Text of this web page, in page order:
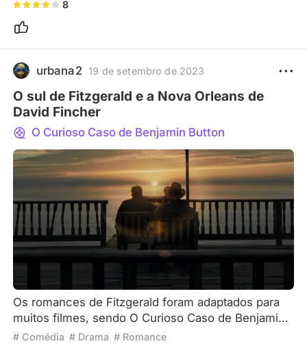
trabalho com Benjamin que só vendo pra
acreditar.
8
urbana2 19 de setembro de 2023
O sul de Fitzgerald e a Nova Orleans de
David Fincher
O Curioso Caso de Benjamin Button
Os romances de Fitzgerald foram adaptados para
muitos filmes, sendo O Curioso Caso de Benjamin
Button um dos mais populares entre os fãs. No
# Comédia # Drama # Romance